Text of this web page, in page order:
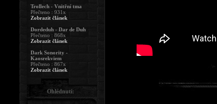
Trollech - Vnitřní tma
Přečteno : 931x
Zobrazit článek
Dordeduh - Dar de Duh
Přečteno : 868x
Zobrazit článek
Dark Sonority -
Kaosrekviem
Přečteno : 867x
Zobrazit článek
Ohlédnutí: